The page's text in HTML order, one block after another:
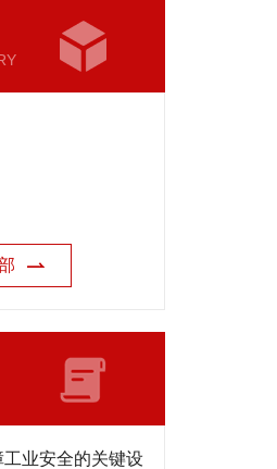
业安全的关键设